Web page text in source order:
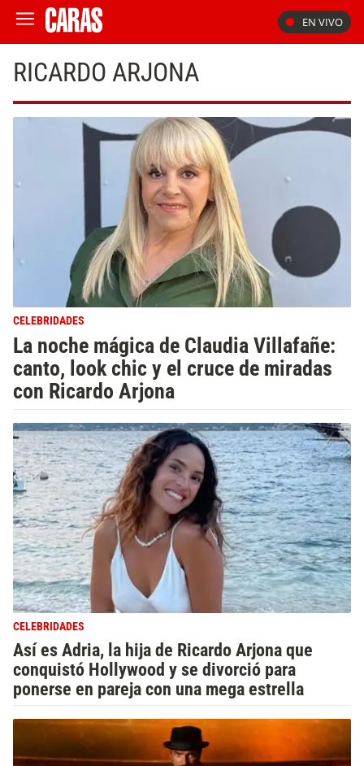
EN VIVO
RICARDO ARJONA
CELEBRIDADES
La noche mágica de Claudia Villafañe:
canto, look chic y el cruce de miradas
con Ricardo Arjona
CELEBRIDADES
Así es Adria, la hija de Ricardo Arjona que
conquistó Hollywood y se divorció para
ponerse en pareja con una mega estrella